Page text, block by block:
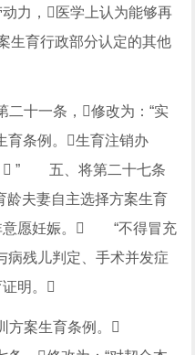
力，医学上认为能够再
育行政部分认定的其他
十一条，修改为：“实
条例。生育注销办
 ” 五、将第二十七条
龄夫妻自主选择方案生育
意愿妊娠。 “不得冒充
病残儿判定、手术并发症
明。
方案生育条例。